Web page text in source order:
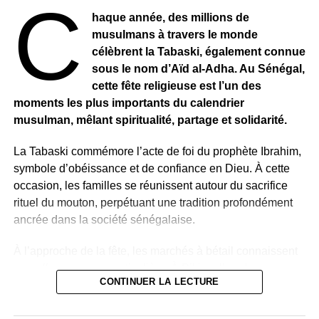
de son histoire récente. Grand producteur d’or, de pétrole
et de cacao, le pays mise sur la stabilisation
macroéconomique et la relance de la croissance.
Le ministère des Finances reste confiant et maintient ses
objectifs pour l’année, estimant que le programme de
redressement engagé par le gouvernement suit une
C
haque année, des millions de
musulmans à travers le monde
célèbrent la Tabaski, également connue
sous le nom d’Aïd al-Adha. Au Sénégal,
cette fête religieuse est l’un des
moments les plus importants du calendrier
musulman, mêlant spiritualité, partage et solidarité.
La Tabaski commémore l’acte de foi du prophète Ibrahim,
symbole d’obéissance et de confiance en Dieu. À cette
occasion, les familles se réunissent autour du sacrifice
rituel du mouton, perpétuant une tradition profondément
ancrée dans la société sénégalaise.
une effervescence particulière. À Pikine, l’un des
principaux pôles commerciaux de la banlieue dakaroise,
CONTINUER LA LECTURE